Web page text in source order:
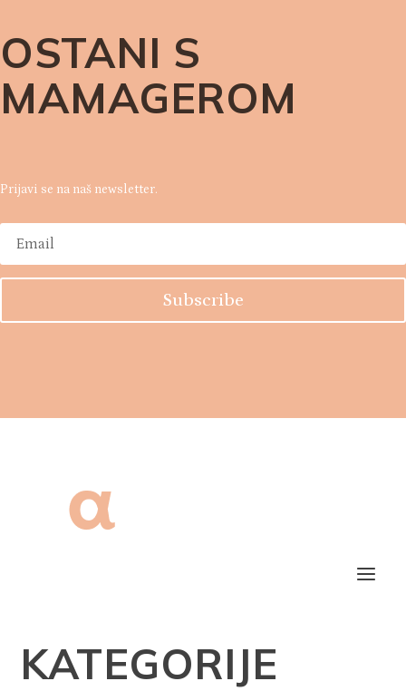
OSTANI S
MAMAGEROM
Prijavi se na naš newsletter.
Subscribe
KATEGORIJE